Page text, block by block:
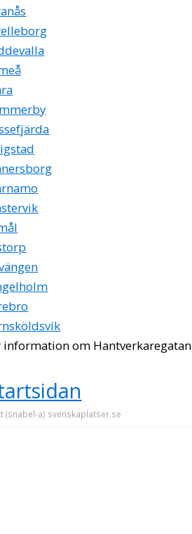
information om
(snabel-a) svenskaplatser.se